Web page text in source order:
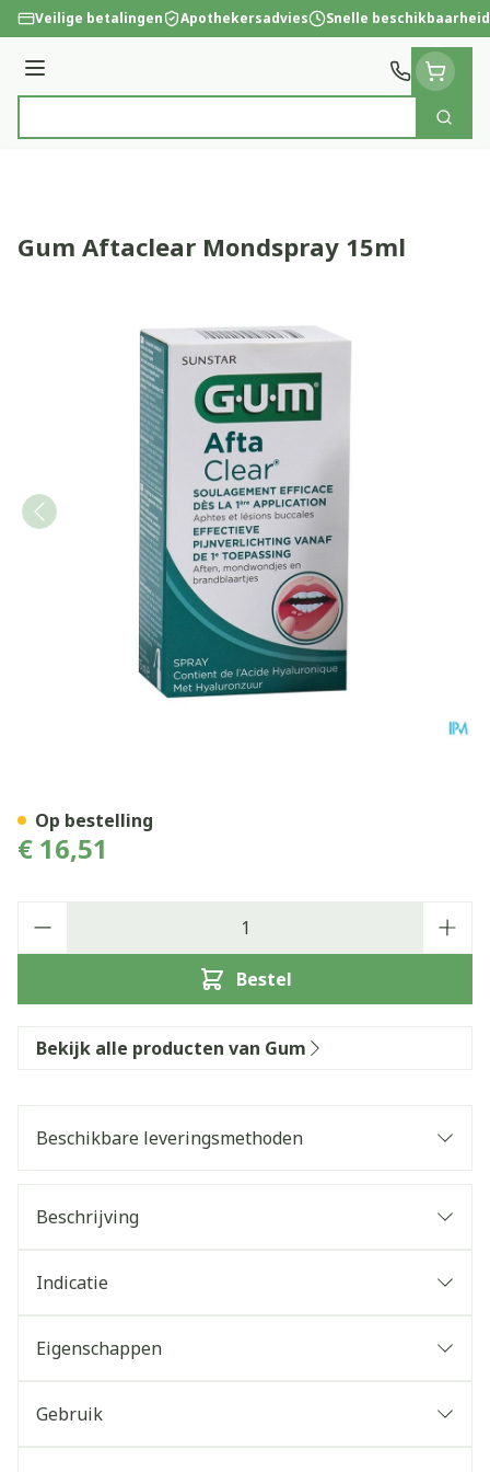
Ga naar de inhoud
Veilige betalingen Apothekersadvies Snelle beschikbaarheid
Menu
Zoek
Gum Aftaclear Mondspray 15ml
€ 16,51
Bestel
Op bestelling
Bekijk alle producten van Gum
Beschikbare leveringsmethoden
Beschrijving
Indicatie
Eigenschappen
Gebruik